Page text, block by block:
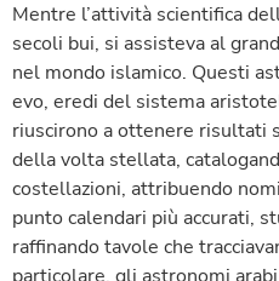
Mentre l’attività scientifica
secoli bui, si assisteva al
nel mondo islamico. Questi
evo, eredi del sistema
riuscirono a ottenere risultati
della volta stellata,
costellazioni, attribuendo
punto calendari più accurati,
raffinando tavole che